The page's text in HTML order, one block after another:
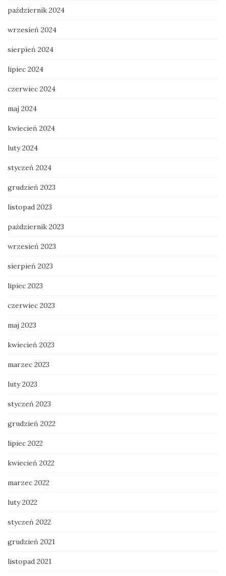
październik 2024
wrzesień 2024
sierpień 2024
lipiec 2024
czerwiec 2024
maj 2024
kwiecień 2024
luty 2024
styczeń 2024
grudzień 2023
listopad 2023
październik 2023
wrzesień 2023
sierpień 2023
lipiec 2023
czerwiec 2023
maj 2023
kwiecień 2023
marzec 2023
luty 2023
styczeń 2023
grudzień 2022
lipiec 2022
kwiecień 2022
marzec 2022
luty 2022
styczeń 2022
grudzień 2021
listopad 2021